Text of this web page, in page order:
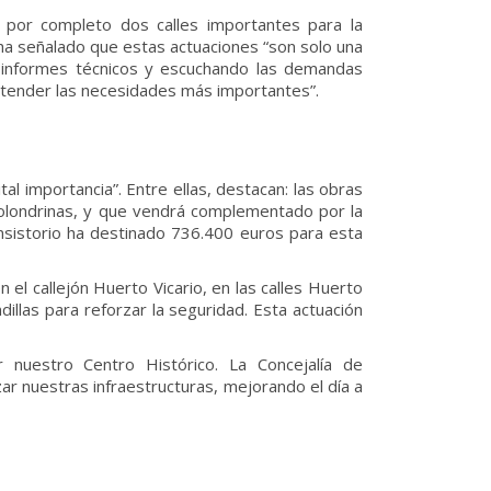
completo dos calles importantes para la
señalado que estas actuaciones “son solo una
técnicos y escuchando las demandas
las necesidades más importantes”.
importancia”. Entre ellas, destacan: las obras
y que vendrá complementado por la
ha destinado 736.400 euros para esta
el callejón Huerto Vicario, en las calles Huerto
para reforzar la seguridad. Esta actuación
Centro Histórico. La Concejalía de
nuestras infraestructuras, mejorando el día a